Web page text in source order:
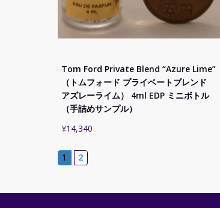
Tom Ford Private Blend “Azure Lime”
（トムフォード プライベートブレンド
アズレーライム） 4ml EDP ミニボトル
（手詰めサンプル）
¥14,340
1 2